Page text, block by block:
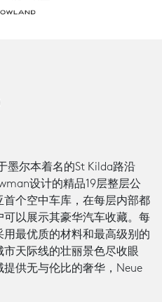
墨尔本着名的St Kilda路沿
设计的精品19层整层公
个空中车库，在每层内部都
以展示其豪华汽车收藏。每
最优质的材料和最高级别的
天际线的壮丽景色尽收眼
供无与伦比的奢华，Neue